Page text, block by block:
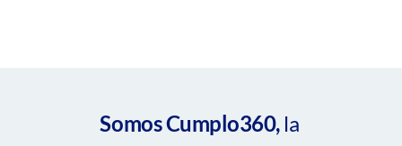
Somos Cumplo360, la